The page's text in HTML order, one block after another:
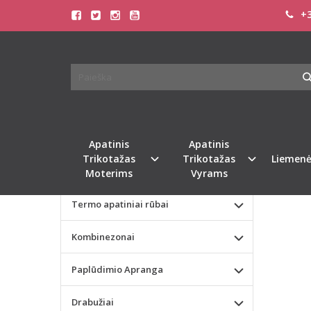
Apatinis
Trikotažas
Moterims
Apatinis
Trikotažas
Vyrams
Valentino dienos dovana
Liemenėlės
Termo apatiniai rūbai
Kombinezonai
Paplūdimio Apranga
Drabužiai